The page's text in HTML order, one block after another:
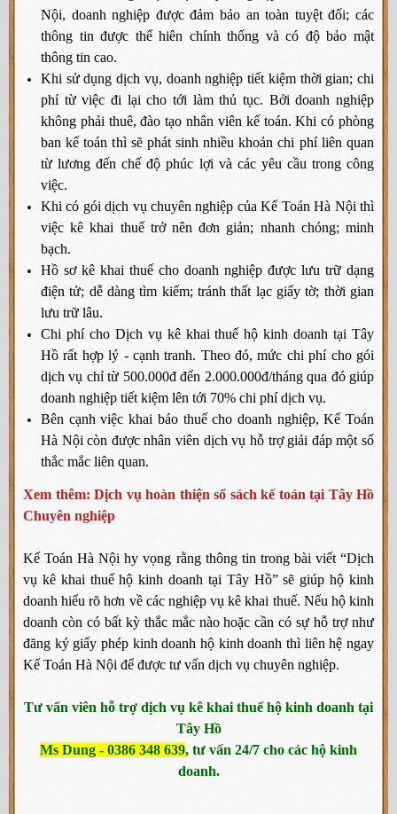
Nội, doanh nghiệp được đảm bảo an toàn tuyệt đối; các
thông tin được thể hiên chính thống và có độ bảo mật
thông tin cao.
Khi sử dụng dịch vụ, doanh nghiệp tiết kiệm thời gian; chi
phí từ việc đi lại cho tới làm thủ tục. Bởi doanh nghiệp
không phải thuê, đào tạo nhân viên kế toán. Khi có phòng
ban kế toán thì sẽ phát sinh nhiều khoản chi phí liên quan
từ lương đến chế độ phúc lợi và các yêu cầu trong công
việc.
Khi có gói dịch vụ chuyên nghiệp của Kế Toán Hà Nội thì
việc kê khai thuế trở nên đơn giản; nhanh chóng; minh
bạch.
Hồ sơ kê khai thuế cho doanh nghiệp được lưu trữ dạng
điện tử; dễ dàng tìm kiếm; tránh thất lạc giấy tờ; thời gian
lưu trữ lâu.
Chi phí cho Dịch vụ kê khai thuế hộ kinh doanh tại Tây
Hồ rất hợp lý - cạnh tranh. Theo đó, mức chi phí cho gói
dịch vụ chỉ từ 500.000đ đến 2.000.000đ/tháng qua đó giúp
doanh nghiệp tiết kiệm lên tới 70% chi phí dịch vụ.
Bên cạnh việc khai báo thuế cho doanh nghiệp, Kế Toán
Hà Nội còn được nhân viên dịch vụ hỗ trợ giải đáp một số
thắc mắc liên quan.
Xem thêm: Dịch vụ hoàn thiện sổ sách kế toán tại Tây Hồ
Chuyên nghiệp
Kế Toán Hà Nội hy vọng rằng thông tin trong bài viết “Dịch
vụ kê khai thuế hộ kinh doanh tại Tây Hồ” sẽ giúp hộ kinh
doanh hiểu rõ hơn về các nghiệp vụ kê khai thuế. Nếu hộ kinh
doanh còn có bất kỳ thắc mắc nào hoặc cần có sự hỗ trợ như
đăng ký giấy phép kinh doanh hộ kinh doanh thì liên hệ ngay
Kế Toán Hà Nội để được tư vấn dịch vụ chuyên nghiệp.
Tư vấn viên hỗ trợ dịch vụ kê khai thuế hộ kinh doanh tại
Tây Hồ
Ms Dung - 0386 348 639, tư vấn 24/7 cho các hộ kinh
doanh.